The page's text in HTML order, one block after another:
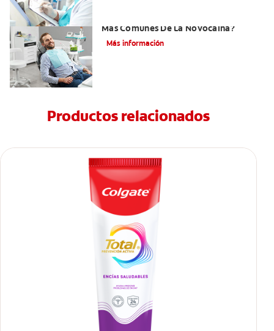
Más Comunes De La Novocaína?
Más información
Productos relacionados